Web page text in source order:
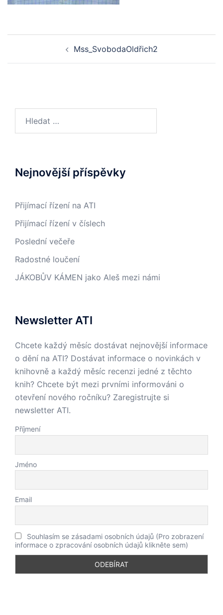
navigation Mss_SvobodaOldřich2
Nejnovější příspěvky
Přijímací řízení na ATI
Přijímací řízení v číslech
Poslední večeře
Radostné loučení
JÁKOBŮV KÁMEN jako Aleš mezi námi
Newsletter ATI
Chcete každý měsíc dostávat nejnovější informace
o dění na ATI? Dostávat informace o novinkách v
knihovně a každý měsíc recenzi jedné z těchto
knih? Chcete být mezi prvními informováni o
otevření nového ročníku? Zaregistrujte si
newsletter ATI.
Příjmení
Jméno
Email
Souhlasím se zásadami osobních údajů (Pro zobrazení
informace o zpracování osobních údajů klikněte sem)